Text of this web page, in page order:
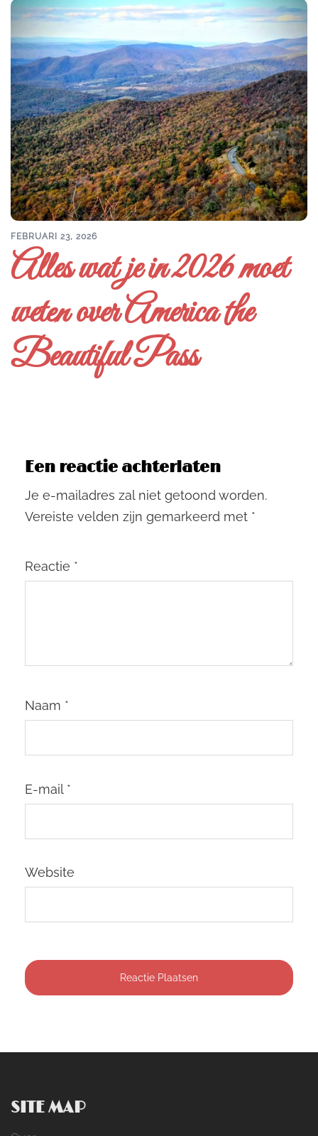
FEBRUARI 23, 2026
Alles wat je in 2026 moet
weten over America the
Beautiful Pass
Een reactie achterlaten
Je e-mailadres zal niet getoond worden.
Vereiste velden zijn gemarkeerd met *
Reactie *
Naam *
E-mail *
Website
SITE MAP